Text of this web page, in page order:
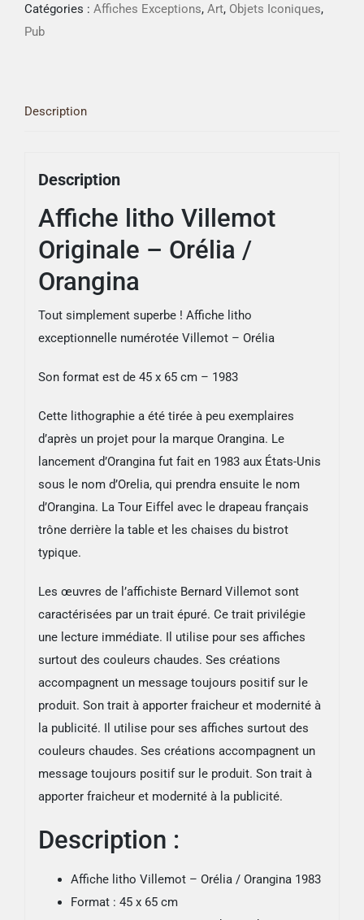
Orélia
Catégories : Affiches Exceptions, Art, Objets Iconiques,
Pub
Description
Description
Affiche litho Villemot
Originale – Orélia /
Orangina
Tout simplement superbe ! Affiche litho
exceptionnelle numérotée Villemot – Orélia
Son format est de 45 x 65 cm – 1983
Cette lithographie a été tirée à peu exemplaires
d’après un projet pour la marque Orangina. Le
lancement d’Orangina fut fait en 1983 aux États-Unis
sous le nom d’Orelia, qui prendra ensuite le nom
d’Orangina. La Tour Eiffel avec le drapeau français
trône derrière la table et les chaises du bistrot
typique.
Les œuvres de l’affichiste Bernard Villemot sont
caractérisées par un trait épuré. Ce trait privilégie
une lecture immédiate. Il utilise pour ses affiches
surtout des couleurs chaudes. Ses créations
accompagnent un message toujours positif sur le
produit. Son trait à apporter fraicheur et modernité à
la publicité. Il utilise pour ses affiches surtout des
couleurs chaudes. Ses créations accompagnent un
message toujours positif sur le produit. Son trait à
apporter fraicheur et modernité à la publicité.
Description :
Affiche litho Villemot – Orélia / Orangina 1983
Format : 45 x 65 cm